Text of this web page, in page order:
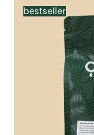
bestseller